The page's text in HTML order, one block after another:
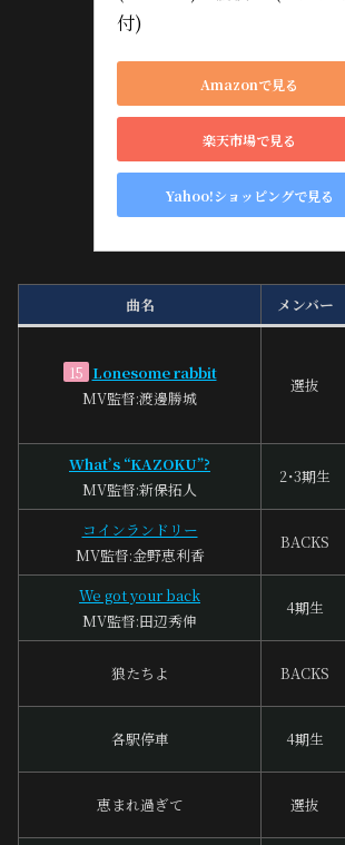
付)
Amazonで見る
楽天市場で見る
Yahoo!ショッピングで見る
曲名 メンバー
15 Lonesome rabbit
MV監督:渡邊勝城
選抜
What’s “KAZOKU”?
MV監督:新保拓人
2･3期生
コインランドリー
MV監督:金野恵利香
BACKS
We got your back
MV監督:田辺秀伸
4期生
狼たちよ BACKS
各駅停車 4期生
恵まれ過ぎて 選抜